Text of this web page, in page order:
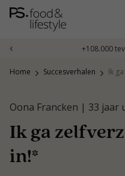
Naar
inhoud
‹ +108.000
Home Succesverhalen Ik
Oona Francken | 33 jaar
Ik ga
in!*